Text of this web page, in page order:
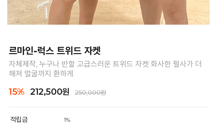
르마인-럭스 트위드 자켓
자체제작, 누구나 반할 고급스러운 트위드 자켓 화사한 펄사가 더
해져 얼굴까지 환하게
15% 212,500원 250,000원
적립금 1%